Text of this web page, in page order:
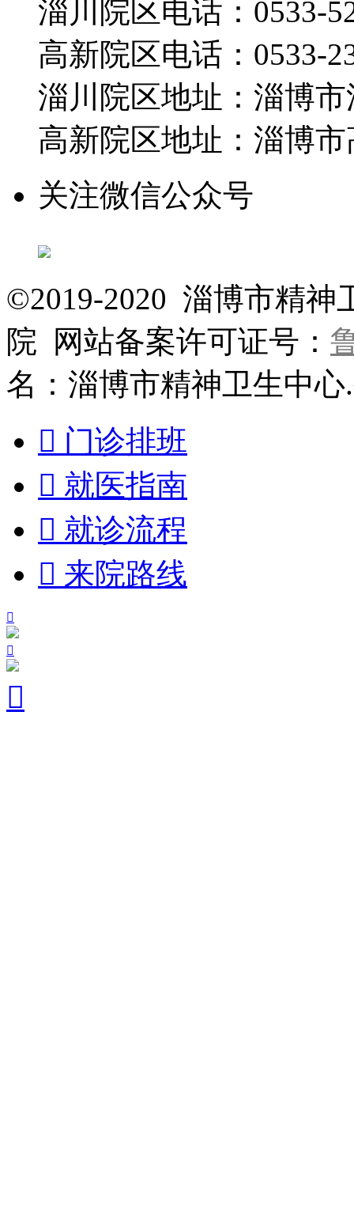
淄川院区电话：0533-
高新院区电话：0533-
淄川院区地址：淄博
高新院区地址：淄博
关注微信公众号
©2019-2020 淄博市精神
院 网站备案许可证号：
名：淄博市精神卫生中心
 门诊排班
 就医指南
 就诊流程
 来院路线


